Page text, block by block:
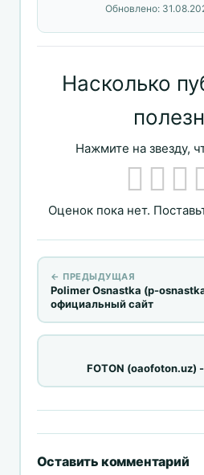
Обновлено:
Насколько
Нажмите на звезду,
Оценок пока нет.
← ПРЕДЫДУЩАЯ
Polimer Osnastka (p-
официальный сайт
FOTON (oaofoton.uz)
Оставить комментарий